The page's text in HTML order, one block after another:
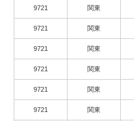
9721 関東
9721 関東
9721 関東
9721 関東
9721 関東
9721 関東